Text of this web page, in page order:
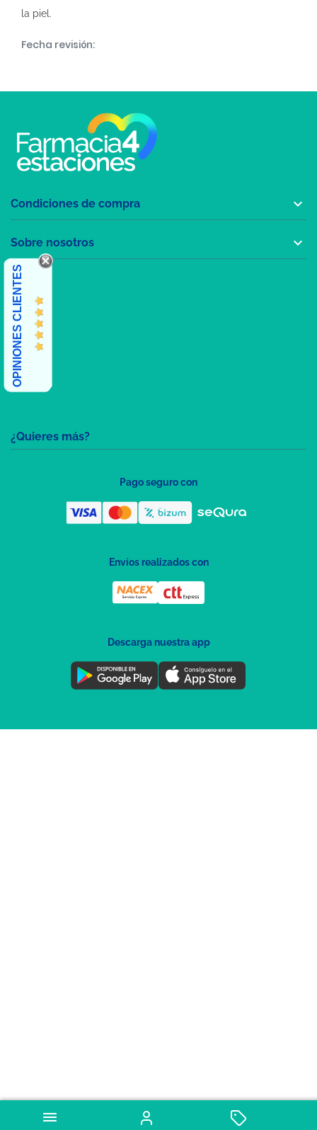
la piel.
Fecha revisión:
¿Quieres más?
Condiciones de compra 
Sobre nosotros 
OPINIONES CLIENTES
Pago seguro con
Envíos realizados con
Descarga nuestra app